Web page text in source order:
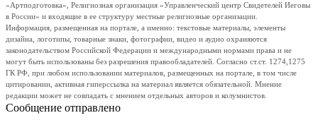
«Артподготовка», Религиозная организация «Управленческий центр Свидетелей Иеговы
в России» и входящие в ее структуру местные религиозные организации.
Информация, размещенная на портале, а именно: текстовые материалы, элементы
дизайна, логотипы, товарные знаки, фотографии, видео и аудио охраняются
законодательством Российской Федерации и международными нормами права и не
могут быть использованы без разрешения правообладателей. Согласно ст.ст. 1274,1275
ГК РФ, при любом использовании материалов, размещенных на портале, в том числе
цитировании, активная гиперссылка на материал является обязательной. Мнение
редакции может не совпадать с мнением отдельных авторов и колумнистов.
Сообщение отправлено